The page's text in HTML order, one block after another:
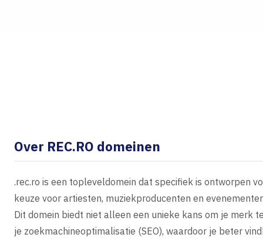
Over REC.RO domeinen
.rec.ro is een topleveldomein dat specifiek is ontworpen
keuze voor artiesten, muziekproducenten en
Dit domein biedt niet alleen een unieke kans om je merk
je zoekmachineoptimalisatie (SEO), waardoor je beter